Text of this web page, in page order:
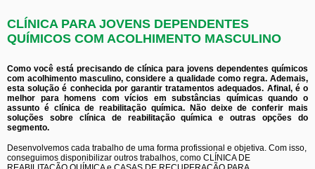
CLÍNICA PARA JOVENS DEPENDENTES
QUÍMICOS COM ACOLHIMENTO MASCULINO
Como você está precisando de clínica para jovens dependentes químicos
com acolhimento masculino, considere a qualidade como regra. Ademais,
esta solução é conhecida por garantir tratamentos adequados. Afinal, é o
melhor para homens com vícios em substâncias químicas quando o
assunto é clínica de reabilitação química. Não deixe de conferir mais
soluções sobre clínica de reabilitação química e outras opções do
segmento.
Desenvolvemos cada trabalho de uma forma profissional e objetiva. Com isso,
conseguimos disponibilizar outros trabalhos, como CLÍNICA DE